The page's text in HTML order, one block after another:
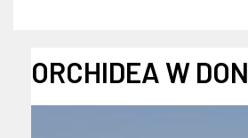
ORCHIDEA W